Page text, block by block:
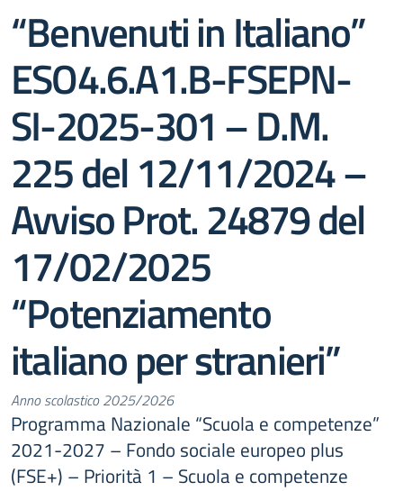
“Benvenuti in Italiano”
ESO4.6.A1.B-FSEPN-
SI-2025-301 – D.M.
225 del 12/11/2024 –
Avviso Prot. 24879 del
17/02/2025
“Potenziamento
italiano per stranieri”
Anno scolastico 2025/2026
Programma Nazionale “Scuola e competenze”
2021-2027 – Fondo sociale europeo plus
(FSE+) – Priorità 1 – Scuola e competenze